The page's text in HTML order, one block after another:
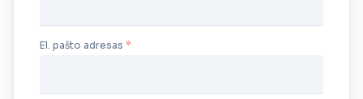
El. pašto adresas